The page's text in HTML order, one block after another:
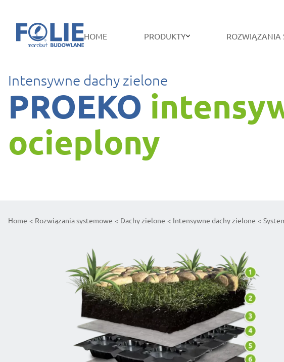
HOME PRODUKTY ROZWIĄZANIA
Intensywne dachy zielone
PROEKO
ocieplony
Home Rozwiązania systemowe Dachy zielone Intensywne dachy zielone